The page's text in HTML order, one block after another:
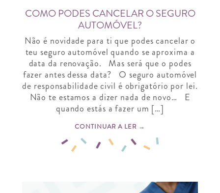
COMO PODES CANCELAR O SEGURO
AUTOMÓVEL?
Não é novidade para ti que podes cancelar o
teu seguro automóvel quando se aproxima a
data da renovação. Mas será que o podes
fazer antes dessa data? O seguro automóvel
de responsabilidade civil é obrigatório por lei.
Não te estamos a dizer nada de novo… E
quando estás a fazer um […]
CONTINUAR A LER →